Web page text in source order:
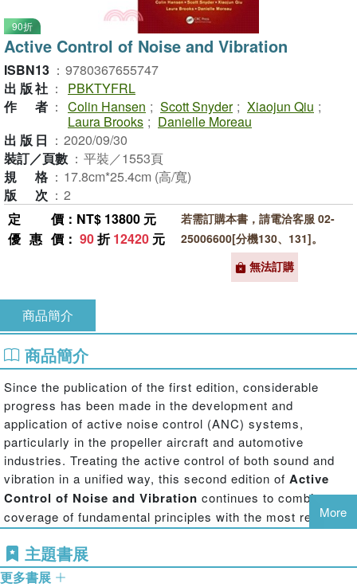
90折
Active Control of Noise and Vibration
ISBN13 ： 9780367655747
出版社 ：
PBKTYFRL
作者 ： Colin Hansen ; Scott Snyder ; Xiaojun Qiu ;
Laura Brooks ; Danielle Moreau
出版日 ： 2020/09/30
裝訂／頁數 ： 平裝／1553頁
規格 ： 17.8cm*25.4cm (高/寬)
版次 ： 2
定價 ：NT$ 13800 元
優惠價 ： 90折12420 元
若需訂購本書，請電洽客服 02-
25006600[分機130、131]。
無法訂購
商品簡介
商品簡介
Since the publication of the first edition, considerable
progress has been made in the development and
application of active noise control (ANC) systems,
particularly in the propeller aircraft and automotive
industries. Treating the active control of both sound and
vibration in a unified way, this second edition of Active
Control of Noise and Vibration continues to combine
coverage of fundamental principles with the most recent
theoretical and practical developments.
More
主題書展
更多書展